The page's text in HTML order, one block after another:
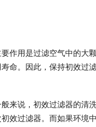
作用是过滤空气中的大
命。因此，保持初效过
来说，初效过滤器的清
效过滤器。而如果环境